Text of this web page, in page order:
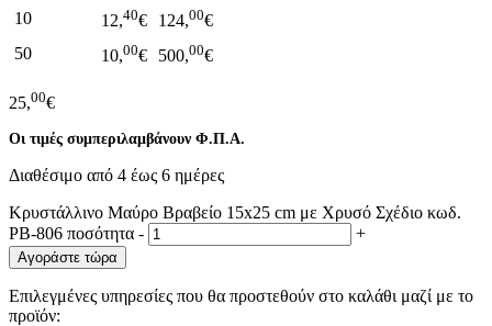
10
12,40€ 124,00€
50
10,00€ 500,00€
25,00€
Οι τιμές συμπεριλαμβάνουν Φ.Π.Α.
Διαθέσιμο από 4 έως 6 ημέρες
Κρυστάλλινo Μαύρο Βραβείο 15x25 cm με Χρυσό Σχέδιο κωδ.
PB-806 ποσότητα - +
Αγοράστε τώρα
Επιλεγμένες υπηρεσίες που θα προστεθούν στο καλάθι μαζί με το
προϊόν: